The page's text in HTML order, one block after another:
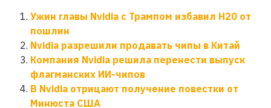
Ужин главы Nvidia с Трампом избавил H20 от
пошлин
Nvidia разрешили продавать чипы в Китай
Компания Nvidia решила перенести выпуск
флагманских ИИ-чипов
В Nvidia отрицают получение повестки от
Минюста США